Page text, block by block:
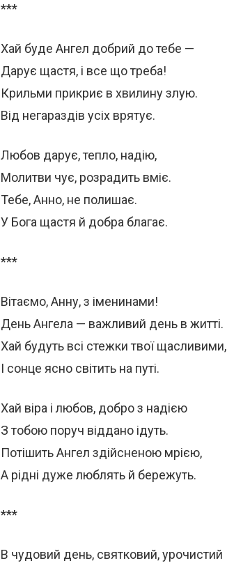
***
Хай буде Ангел добрий до тебе —
Дарує щастя, і все що треба!
Крильми прикриє в хвилину злую.
Від негараздів усіх врятує.
Любов дарує, тепло, надію,
Молитви чує, розрадить вміє.
Тебе, Анно, не полишає.
У Бога щастя й добра благає.
***
Вітаємо, Анну, з іменинами!
День Ангела — важливий день в житті.
Хай будуть всі стежки твої щасливими,
І сонце ясно світить на путі.
Хай віра і любов, добро з надією
З тобою поруч віддано ідуть.
Потішить Ангел здійсненою мрією,
А рідні дуже люблять й бережуть.
***
В чудовий день, святковий, урочистий